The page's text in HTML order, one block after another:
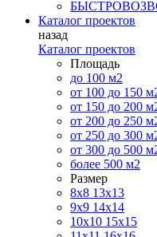
Каталог проектов
назад
Каталог проектов
Площадь
до 100 м2
от 100 до 150
от 150 до 200
от 200 до 250
от 250 до 300
от 300 до 500
более 500 м2
Размер
8х8 13х13
9х9 14х14
10х10 15х15